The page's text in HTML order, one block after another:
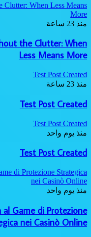
Clutter: When Less Means
More
منذ 23 ساعة
the Clutter: When
Less Means More
Test Post Created
منذ 23 ساعة
Test Post Created
Test Post Created
منذ يوم واحد
Test Post Created
di Protezione Strategica
nei Casinò Online
منذ يوم واحد
al Game di Protezione
nei Casinò Online